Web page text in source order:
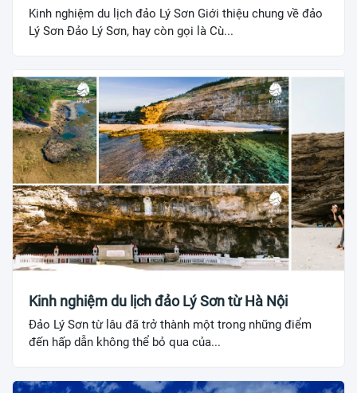
Kinh nghiệm du lịch đảo Lý Sơn Giới thiệu chung về đảo
Lý Sơn Đảo Lý Sơn, hay còn gọi là Cù...
Kinh nghiệm du lịch đảo Lý Sơn từ Hà Nội
Đảo Lý Sơn từ lâu đã trở thành một trong những điểm
đến hấp dẫn không thể bỏ qua của...